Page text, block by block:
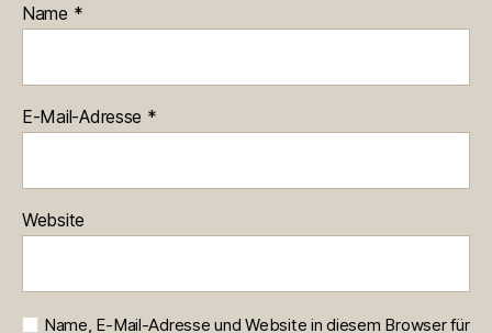
Name *
E-Mail-Adresse *
Website
Name, E-Mail-Adresse und Website in diesem Browser für